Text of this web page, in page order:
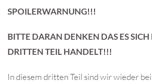
SPOILERWARNUNG!!!
BITTE DARAN DENKEN DAS ES
DRITTEN TEIL HANDELT!!!
In diesem dritten Teil sind wir wieder